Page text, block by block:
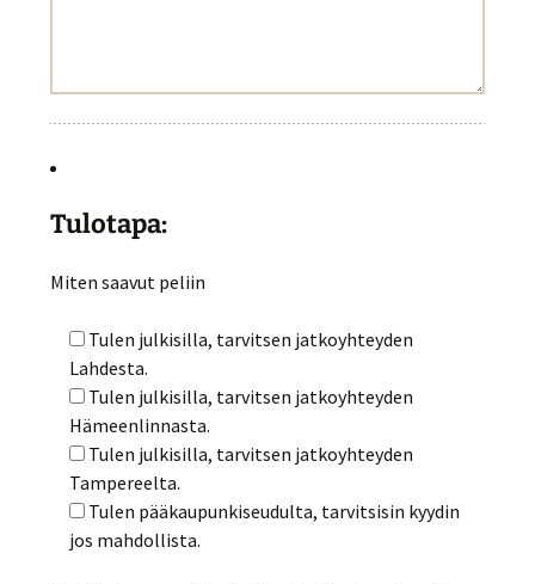
Tulotapa:
Miten saavut peliin
Tulen julkisilla, tarvitsen jatkoyhteyden
Lahdesta.
Tulen julkisilla, tarvitsen jatkoyhteyden
Hämeenlinnasta.
Tulen julkisilla, tarvitsen jatkoyhteyden
Tampereelta.
Tulen pääkaupunkiseudulta, tarvitsisin kyydin
jos mahdollista.